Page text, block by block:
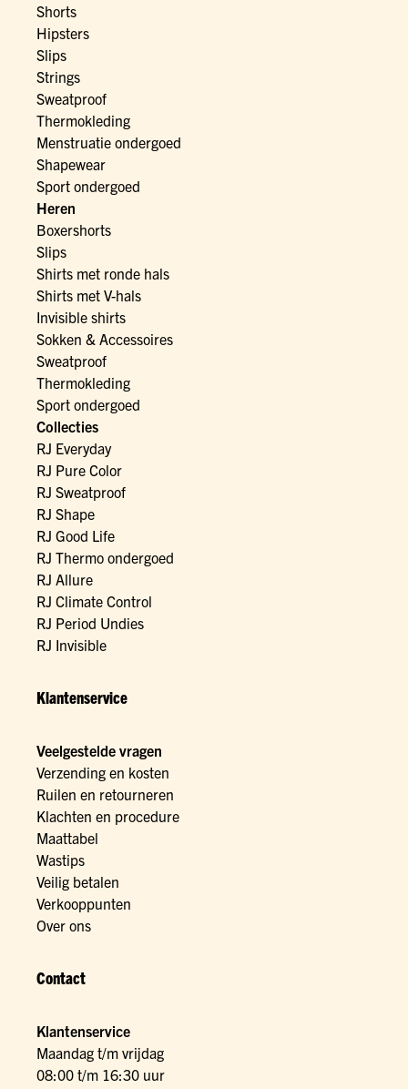
Shorts
Hipsters
Slips
Strings
Sweatproof
Thermokleding
Menstruatie ondergoed
Shapewear
Sport ondergoed
Heren
Boxershorts
Slips
Shirts met ronde hals
Shirts met V-hals
Invisible shirts
Sokken & Accessoires
Sweatproof
Thermokleding
Sport ondergoed
Collecties
RJ Everyday
RJ Pure Color
RJ Sweatproof
RJ Shape
RJ Good Life
RJ Thermo ondergoed
RJ Allure
RJ Climate Control
RJ Period Undies
RJ Invisible
Klantenservice
Veelgestelde vragen
Verzending en kosten
Ruilen en retourneren
Klachten en procedure
Maattabel
Wastips
Veilig betalen
Verkooppunten
Over ons
Contact
Klantenservice
Maandag t/m vrijdag
08:00 t/m 16:30 uur